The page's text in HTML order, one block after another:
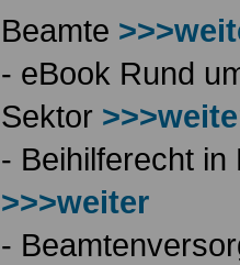
Beamte
- eBook Rund
Sektor
- Beihilferecht
>>>weiter
-